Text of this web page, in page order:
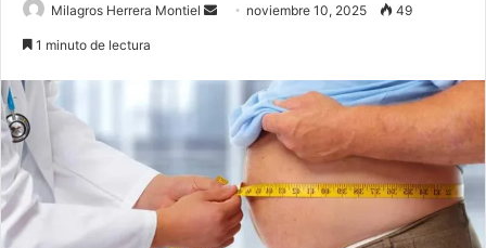
Milagros Herrera Montiel
Send noviembre 10, 2025 49
1 minuto de lectura